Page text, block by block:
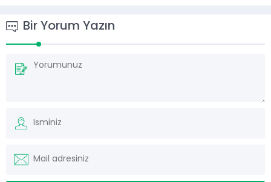
Bir Yorum Yazın